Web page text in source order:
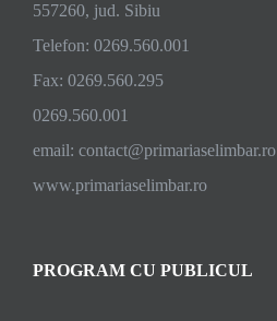
557260, jud. Sibiu
Telefon: 0269.560.001
Fax: 0269.560.295
0269.560.001
email: contact@primariaselimbar.ro
www.primariaselimbar.ro
PROGRAM CU PUBLICUL